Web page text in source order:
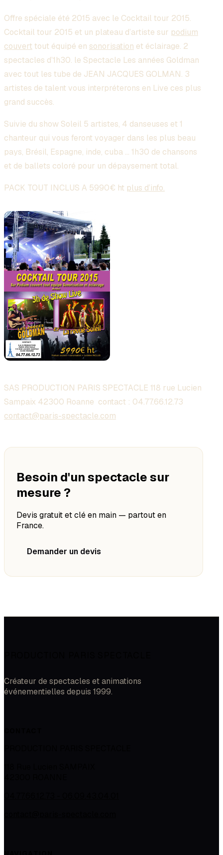
Offre spéciale été 2015 avec le Cocktail tour 2015.
Cocktail tour 2015 et un plateau d’artiste sur podium
couvert tout équipé en sonorisation et éclairage. 2
spectacles d’1h30. le Spectacle Les années Goldman
avec tout les tube de JEAN JACQUES GOLMAN. 3
artistes de talent vous interpréterons en Live ces plus
grand succès.
Suivie du show Soleil 5 artistes, 4 danseuses et 1
chanteur qui vous feront voyager dans les plus beau
pays, Brésil, Espagne, inde, cuba … 1h30 de chansons
et de ballets coloré pour un dépaysement total.
PACK TOUT INCLUS A 5990€ ht plus d’info.
SAS PRODUCTION PARIS SPECTACLE 118 rue Lucien
Sampaix 42300 Roanne contact : 04.77.66.12.73
contact@paris-spectacle.com
Besoin d'un spectacle sur
mesure ?
Devis gratuit et clé en main — partout en
France.
Demander un devis
Créateur de spectacles et animations
événementielles depuis 1999.